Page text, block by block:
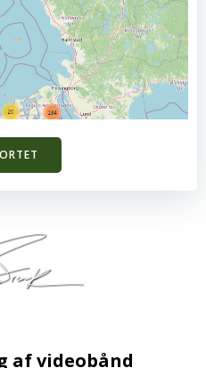
af videobånd